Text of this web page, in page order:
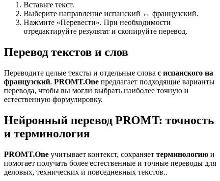
Вставьте текст.
Выберите направление испанский ↔ французский.
Нажмите «Перевести». При необходимости
отредактируйте результат и скопируйте перевод.
Перевод текстов и слов
Переводите целые тексты и отдельные слова с испанского на
французский. PROMT.One предлагает подходящие варианты
перевода, чтобы вы могли выбрать наиболее точную и
естественную формулировку.
Нейронный перевод PROMT: точность
и терминология
PROMT.One учитывает контекст, сохраняет терминологию и
помогает получать более естественные и точные переводы для
деловых, технических и повседневных текстов..